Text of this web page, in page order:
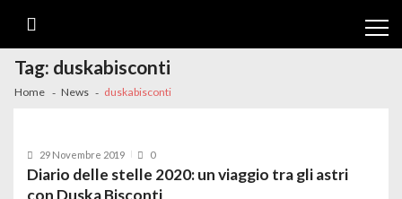
Tag: duskabisconti
Home News duskabisconti
29 Novembre 2019 0
Diario delle stelle 2020: un viaggio tra gli astri